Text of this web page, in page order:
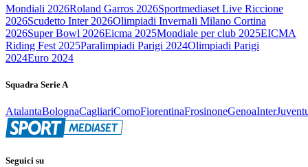
Mondiali 2026Roland Garros 2026Sportmediaset Live Riccione
2026Scudetto Inter 2026Olimpiadi Invernali Milano Cortina
2026Super Bowl 2026Eicma 2025Mondiale per club 2025EICMA
Riding Fest 2025Paralimpiadi Parigi 2024Olimpiadi Parigi
2024Euro 2024
Squadra Serie A
AtalantaBolognaCagliariComoFiorentinaFrosinoneGenoaInter
Seguici su